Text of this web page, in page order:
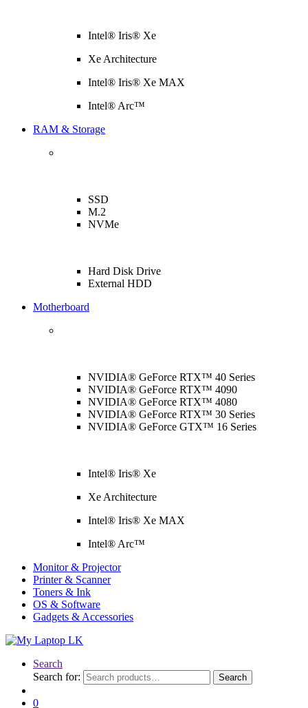
Intel® Iris® Xe
Xe Architecture
Intel® Iris® Xe MAX
Intel® Arc™
RAM & Storage
SSD
M.2
NVMe
Hard Disk Drive
External HDD
Motherboard
NVIDIA® GeForce RTX™ 40 Series
NVIDIA® GeForce RTX™ 4090
NVIDIA® GeForce RTX™ 4080
NVIDIA® GeForce RTX™ 30 Series
NVIDIA® GeForce GTX™ 16 Series
Intel® Iris® Xe
Xe Architecture
Intel® Iris® Xe MAX
Intel® Arc™
Monitor & Projector
Printer & Scanner
Toners & Ink
OS & Software
Gadgets & Accessories
Search
Search for:
Search
0